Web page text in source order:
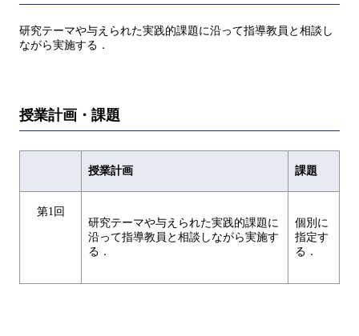
研究テーマや与えられた実践的課題に沿って指導教員と相談し
ながら実施する．
授業計画・課題
授業計画 課題
第1回
研究テーマや与えられた実践的課題に
沿って指導教員と相談しながら実施す
る．
個別に
指定す
る．